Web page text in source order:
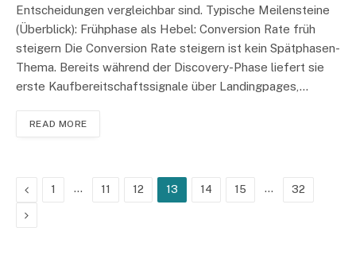
Entscheidungen vergleichbar sind. Typische Meilensteine
(Überblick): Frühphase als Hebel: Conversion Rate früh
steigern Die Conversion Rate steigern ist kein Spätphasen-
Thema. Bereits während der Discovery-Phase liefert sie
erste Kaufbereitschaftssignale über Landingpages,…
READ MORE
Previous
1 … 11 12 13 14 15 … 32
Next